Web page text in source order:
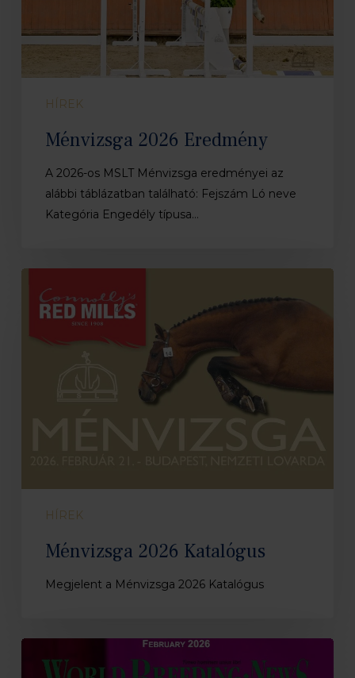
HÍREK
Ménvizsga 2026 Eredmény
A 2026-os MSLT Ménvizsga eredményei az
alábbi táblázatban található: Fejszám Ló neve
Kategória Engedély típusa…
2026
Katalógus
HÍREK
Ménvizsga 2026 Katalógus
Megjelent a Ménvizsga 2026 Katalógus